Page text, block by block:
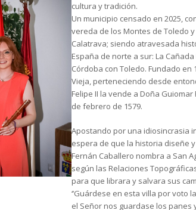
cultura y tradición.
Un municipio censado en 2025,
vereda de los Montes de Toledo
Calatrava; siendo atravesada
España de norte a sur: La
Córdoba con Toledo. Fundado
Vieja, perteneciendo desde
Felipe II la vende a Doña
de febrero de 1579.
Apostando por una idiosincrasia
espera de que la historia diseñe
Fernán Caballero nombra a San
según las Relaciones
para que librara y salvara sus
‘’Guárdese en esta villa por voto
el Señor nos guardase los